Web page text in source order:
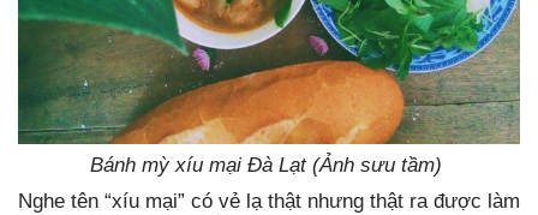
Bánh mỳ xíu mại Đà Lạt (Ảnh sưu tầm)
Nghe tên “xíu mại” có vẻ lạ thật nhưng thật ra được làm